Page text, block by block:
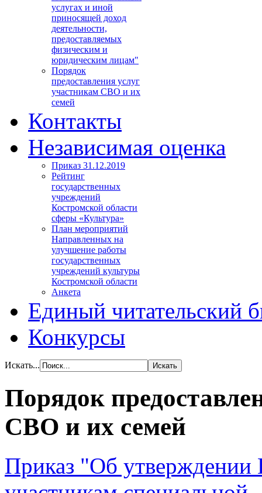
услугах и иной
приносящей доход
деятельности,
предоставляемых
физическим и
юридическим лицам"
Порядок
предоставления услуг
участникам СВО и их
семей
Контакты
Независимая оценка
Приказ 31.12.2019
Рейтинг
государственных
учреждений
Костромской области
сферы «Культура»
План мероприятий
Направленных на
улучшение работы
государственных
учреждений культуры
Костромской области
Анкета
Единый читательский
Конкурсы
Искать...
Порядок
СВО и их семей
Приказ "Об утверждении